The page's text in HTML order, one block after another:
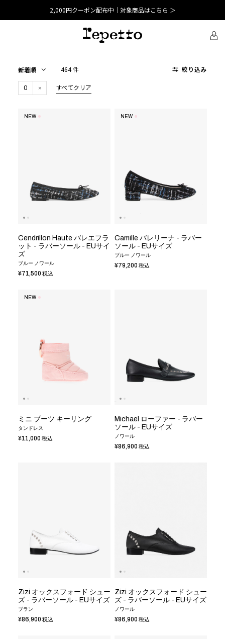
2,000円クーポン配布中｜対象商品はこちら ＞
464 件 絞り込み
0 すべてクリア
NEW
Cendrillon Haute バレエフラ
ット - ラバーソール - EUサイ
ズ
ブルー ノワール
¥71,500 税込
NEW
Camille バレリーナ - ラバー
ソール - EUサイズ
ブルー ノワール
¥79,200 税込
NEW
ミニ ブーツ キーリング
タンドレス
¥11,000 税込
Michael ローファー - ラバー
ソール - EUサイズ
ノワール
¥86,900 税込
Zizi オックスフォード シュー
ズ - ラバーソール - EUサイズ
ブラン
¥86,900 税込
Zizi オックスフォード シュー
ズ - ラバーソール - EUサイズ
ノワール
¥86,900 税込